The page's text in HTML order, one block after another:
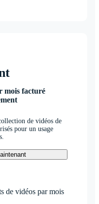
mois facturé
de vidéos de
pour un usage
de vidéos par mois